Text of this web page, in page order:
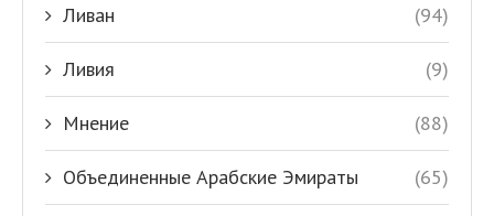
Ливан (94)
Ливия (9)
Мнение (88)
Объединенные Арабские Эмираты (65)